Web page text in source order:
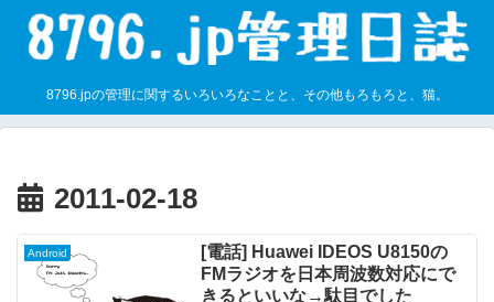
8796.jpの管理に関するいろいろなことと、その他もろもろと、猫。
2011-02-18
Android
[電話] Huawei IDEOS U8150の
FMラジオを日本周波数対応にで
きるといいな→駄目でした